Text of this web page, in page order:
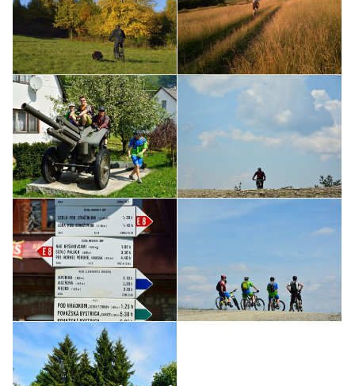
Chata Mojtin - MTB Chata Mojtin - MTB
Chata Mojtin - MTB Chata Mojtin - MTB
Chata Mojtin - MTB Chata Mojtin - MTB